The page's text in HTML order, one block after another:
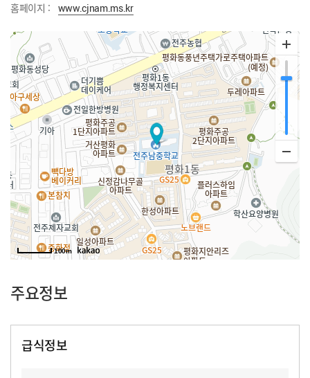
홈페이지 :
www.cjnam.ms.kr
100m
주요정보
급식정보